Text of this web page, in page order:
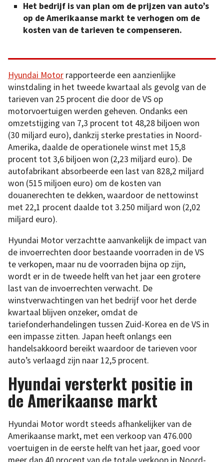
Het bedrijf is van plan om de prijzen van auto’s
op de Amerikaanse markt te verhogen om de
kosten van de tarieven te compenseren.
Hyundai Motor rapporteerde een aanzienlijke
winstdaling in het tweede kwartaal als gevolg van de
tarieven van 25 procent die door de VS op
motorvoertuigen werden geheven. Ondanks een
omzetstijging van 7,3 procent tot 48,28 biljoen won
(30 miljard euro), dankzij sterke prestaties in Noord-
Amerika, daalde de operationele winst met 15,8
procent tot 3,6 biljoen won (2,23 miljard euro). De
autofabrikant absorbeerde een last van 828,2 miljard
won (515 miljoen euro) om de kosten van
douanerechten te dekken, waardoor de nettowinst
met 22,1 procent daalde tot 3.250 miljard won (2,02
miljard euro).
Hyundai Motor verzachtte aanvankelijk de impact van
de invoerrechten door bestaande voorraden in de VS
te verkopen, maar nu de voorraden bijna op zijn,
wordt er in de tweede helft van het jaar een grotere
last van de invoerrechten verwacht. De
winstverwachtingen van het bedrijf voor het derde
kwartaal blijven onzeker, omdat de
tariefonderhandelingen tussen Zuid-Korea en de VS in
een impasse zitten. Japan heeft onlangs een
handelsakkoord bereikt waardoor de tarieven voor
auto’s verlaagd zijn naar 12,5 procent.
Hyundai versterkt positie in
de Amerikaanse markt
Hyundai Motor wordt steeds afhankelijker van de
Amerikaanse markt, met een verkoop van 476.000
voertuigen in de eerste helft van het jaar, goed voor